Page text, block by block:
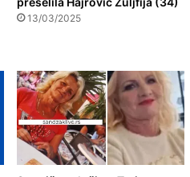
13/03/2025